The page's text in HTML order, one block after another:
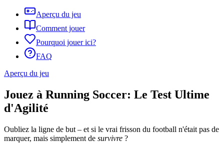
Aperçu du jeu
Comment jouer
Pourquoi jouer ici?
FAQ
Aperçu du jeu
Jouez à Running Soccer: Le Test Ultime
d'Agilité
Oubliez la ligne de but – et si le vrai frisson du football n'était pas de
marquer, mais simplement de survivre ?